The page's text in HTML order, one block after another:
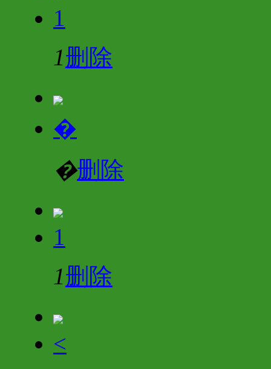
1
1删除
�
�删除
1
1删除
<